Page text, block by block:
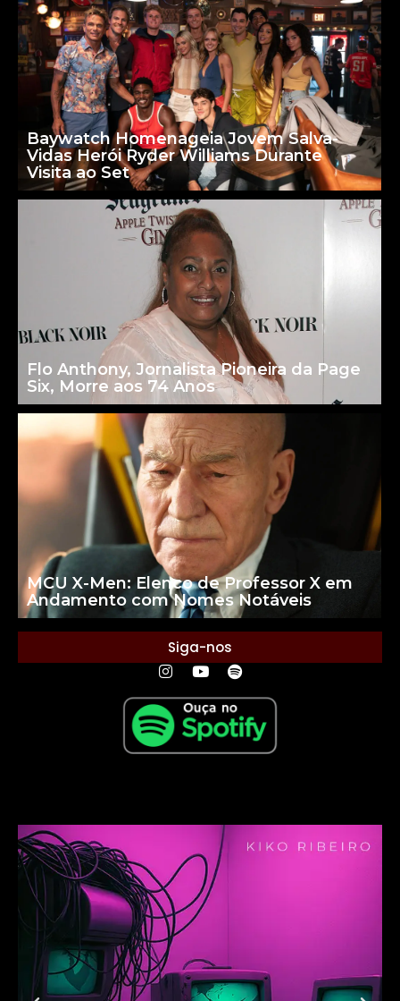
Baywatch Homenageia Jovem Salva-
Vidas Herói Ryder Williams Durante
Visita ao Set
Flo Anthony, Jornalista Pioneira da Page
Six, Morre aos 74 Anos
MCU X-Men: Elenco de Professor X em
Andamento com Nomes Notáveis
Siga-nos